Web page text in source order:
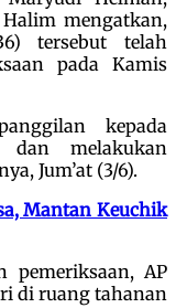
mengatkan,
tersebut telah
pada Kamis
kepada
melakukan
Jum’at (3/6).
Mantan Keuchik
pemeriksaan, AP
di ruang tahanan